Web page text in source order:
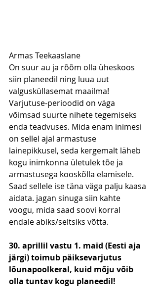
Armas Teekaaslane
On suur au ja rõõm olla üheskoos
siin planeedil ning luua uut
valgusküllasemat maailma!
Varjutuse-perioodid on väga
võimsad suurte nihete tegemiseks
enda teadvuses. Mida enam inimesi
on sellel ajal armastuse
lainepikkusel, seda kergemalt läheb
kogu inimkonna ületulek tõe ja
armastusega kooskõlla elamisele.
Saad sellele ise täna väga palju kaasa
aidata. jagan sinuga siin kahte
voogu, mida saad soovi korral
endale abiks/seltsiks võtta.
30. aprillil vastu 1. maid (Eesti aja
järgi) toimub päiksevarjutus
lõunapoolkeral, kuid mõju võib
olla tuntav kogu planeedil!